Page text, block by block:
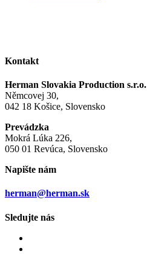
Kontakt
Herman Slovakia Production s.r.o.
Němcovej 30,
042 18 Košice, Slovensko
Prevádzka
Mokrá Lúka 226,
050 01 Revúca, Slovensko
Napište nám
herman@herman.sk
Sledujte nás